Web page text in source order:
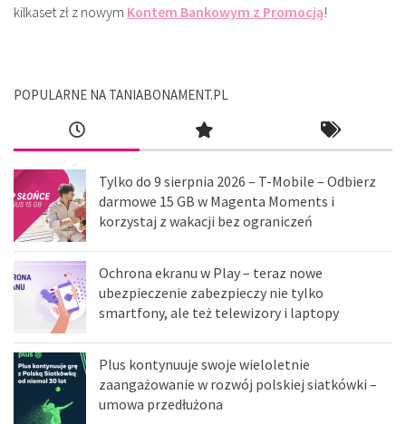
kilkaset zł z nowym Kontem Bankowym z Promocją!
POPULARNE NA TANIABONAMENT.PL
Tylko do 9 sierpnia 2026 – T-Mobile – Odbierz
darmowe 15 GB w Magenta Moments i
korzystaj z wakacji bez ograniczeń
Ochrona ekranu w Play – teraz nowe
ubezpieczenie zabezpieczy nie tylko
smartfony, ale też telewizory i laptopy
Plus kontynuuje swoje wieloletnie
zaangażowanie w rozwój polskiej siatkówki –
umowa przedłużona